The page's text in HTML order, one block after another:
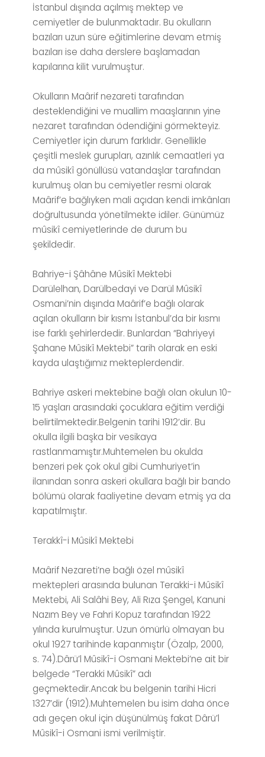
İstanbul dışında açılmış mektep ve
cemiyetler de bulunmaktadır. Bu okulların
bazıları uzun süre eğitimlerine devam etmiş
bazıları ise daha derslere başlamadan
kapılarına kilit vurulmuştur.
Okulların Maârif nezareti tarafından
desteklendiğini ve muallim maaşlarının yine
nezaret tarafından ödendiğini görmekteyiz.
Cemiyetler için durum farklıdır. Genellikle
çeşitli meslek gurupları, azınlık cemaatleri ya
da mûsikî gönüllüsü vatandaşlar tarafından
kurulmuş olan bu cemiyetler resmi olarak
Maârif’e bağlıyken mali açıdan kendi imkânları
doğrultusunda yönetilmekte idiler. Günümüz
mûsikî cemiyetlerinde de durum bu
şekildedir.
Bahriye-i Şâhâne Mûsikî Mektebi
Darülelhan, Darülbedayi ve Darül Mûsikî
Osmani’nin dışında Maârif’e bağlı olarak
açılan okulların bir kısmı İstanbul’da bir kısmı
ise farklı şehirlerdedir. Bunlardan “Bahriyeyi
Şahane Mûsikî Mektebi” tarih olarak en eski
kayda ulaştığımız mekteplerdendir.
Bahriye askeri mektebine bağlı olan okulun 10-
15 yaşları arasındaki çocuklara eğitim verdiği
belirtilmektedir.Belgenin tarihi 1912’dir. Bu
okulla ilgili başka bir vesikaya
rastlanmamıştır.Muhtemelen bu okulda
benzeri pek çok okul gibi Cumhuriyet’in
ilanından sonra askeri okullara bağlı bir bando
bölümü olarak faaliyetine devam etmiş ya da
kapatılmıştır.
Terakkî-i Mûsikî Mektebi
Maârif Nezareti’ne bağlı özel mûsikî
mektepleri arasında bulunan Terakki-i Mûsikî
Mektebi, Ali Salâhi Bey, Ali Rıza Şengel, Kanuni
Nazım Bey ve Fahri Kopuz tarafından 1922
yılında kurulmuştur. Uzun ömürlü olmayan bu
okul 1927 tarihinde kapanmıştır (Özalp, 2000,
s. 74).Dârü’l Mûsikî-i Osmani Mektebi’ne ait bir
belgede “Terakki Mûsikî” adı
geçmektedir.Ancak bu belgenin tarihi Hicri
1327’dir (1912).Muhtemelen bu isim daha önce
adı geçen okul için düşünülmüş fakat Dârü’l
Mûsikî-i Osmani ismi verilmiştir.